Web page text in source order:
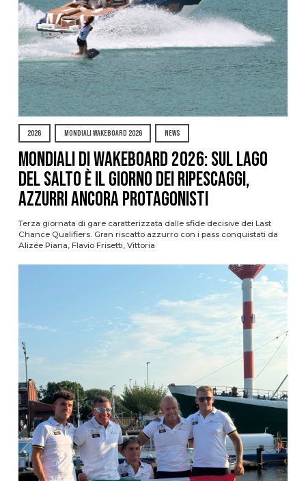
2026 MONDIALI WAKEBOARD 2026 NEWS
Mondiali di Wakeboard 2026: sul Lago
del Salto è il giorno dei ripescaggi,
azzurri ancora protagonisti
Terza giornata di gare caratterizzata dalle sfide decisive dei Last
Chance Qualifiers. Gran riscatto azzurro con i pass conquistati da
Alizée Piana, Flavio Frisetti, Vittoria